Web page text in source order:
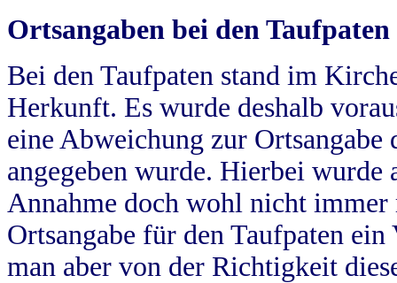
Ortsangaben bei den Taufpaten
Bei den Taufpaten stand im
Herkunft. Es wurde deshalb
eine Abweichung zur
angegeben wurde. Hierbei wurde
Annahme doch wohl nicht
Ortsangabe für den Taufpaten
man aber von der Richtigkeit